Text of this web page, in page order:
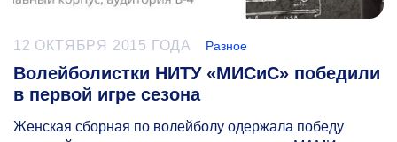
12 ОКТЯБРЯ 2015 ГОДА Разное
Волейболистки НИТУ «МИСиС» победили
в первой игре сезона
Женская сборная по волейболу одержала победу